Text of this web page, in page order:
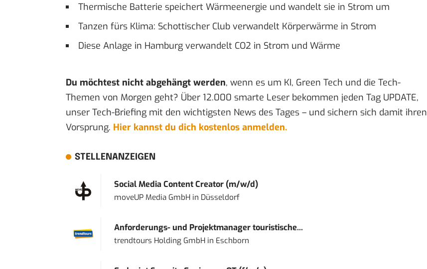
Thermische Batterie speichert Wärmeenergie und wandelt sie in Strom um
Tanzen fürs Klima: Schottischer Club verwandelt Körperwärme in Strom
Diese Anlage in Hamburg verwandelt CO2 in Strom und Wärme
Du möchtest nicht abgehängt werden, wenn es um KI, Green Tech und die Tech-
Themen von Morgen geht? Über 12.000 smarte Leser bekommen jeden Tag UPDATE,
unser Tech-Briefing mit den wichtigsten News des Tages – und sichern sich damit ihren
Vorsprung. Hier kannst du dich kostenlos anmelden.
STELLENANZEIGEN
Social Media Content Creator (m/w/d)
moveUP Media GmbHin Düsseldorf
Anforderungs- und Projektmanager touristische...
trendtours Holding GmbHin Eschborn